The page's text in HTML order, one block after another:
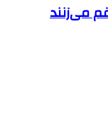
می‌زنند